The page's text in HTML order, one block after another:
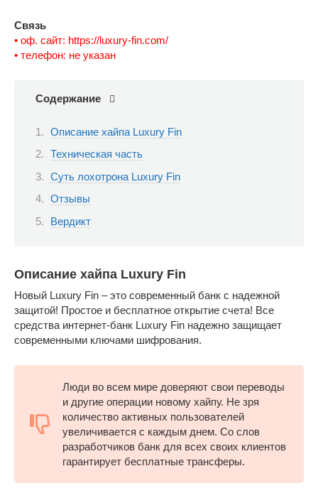
Связь
• оф. сайт: https://luxury-fin.com/
• телефон: не указан
Содержание
Описание хайпа Luxury Fin
Техническая часть
Суть лохотрона Luxury Fin
Отзывы
Вердикт
Описание хайпа Luxury Fin
Новый Luxury Fin – это современный банк с надежной
защитой! Простое и бесплатное открытие счета! Все
средства интернет-банк Luxury Fin надежно защищает
современными ключами шифрования.
Люди во всем мире доверяют свои переводы
и другие операции новому хайпу. Не зря
количество активных пользователей
увеличивается с каждым днем. Со слов
разработчиков банк для всех своих клиентов
гарантирует бесплатные трансферы.